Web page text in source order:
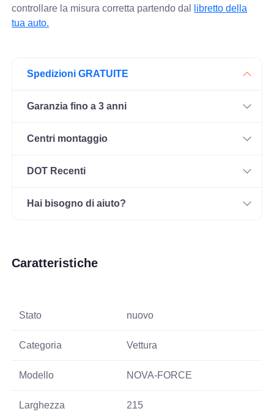
controllare la misura corretta partendo dal
libretto della
tua auto.
Spedizioni GRATUITE
Garanzia fino a 3 anni
Centri montaggio
DOT Recenti
Hai bisogno di aiuto?
Caratteristiche
Stato nuovo
Categoria Vettura
Modello NOVA-FORCE
Larghezza 215